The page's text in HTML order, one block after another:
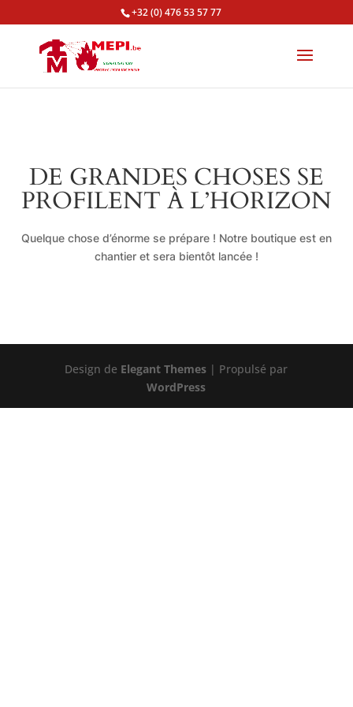
+32 (0) 476 53 57 77
DE GRANDES CHOSES SE
PROFILENT À L’HORIZON
Quelque chose d’énorme se prépare ! Notre boutique est en
chantier et sera bientôt lancée !
Design de Elegant Themes | Propulsé par
WordPress